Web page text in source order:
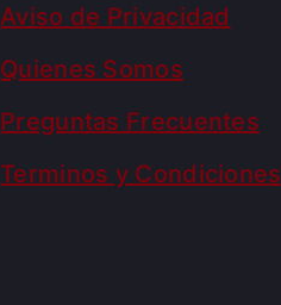
Aviso de Privacidad
Quienes Somos
Preguntas Frecuentes
Terminos y Condiciones